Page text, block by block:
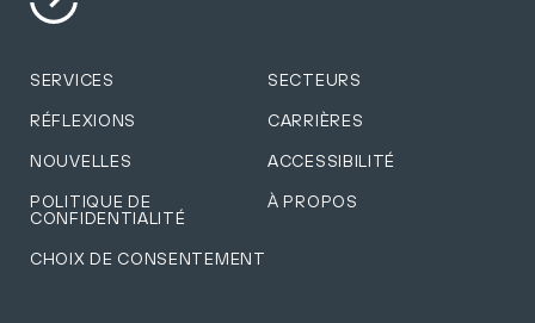
SERVICES SECTEURS
RÉFLEXIONS CARRIÈRES
NOUVELLES ACCESSIBILITÉ
POLITIQUE DE
CONFIDENTIALITÉ
À PROPOS
CHOIX DE CONSENTEMENT